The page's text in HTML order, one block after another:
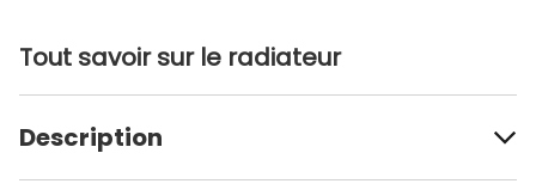
Tout savoir sur le radiateur
Description